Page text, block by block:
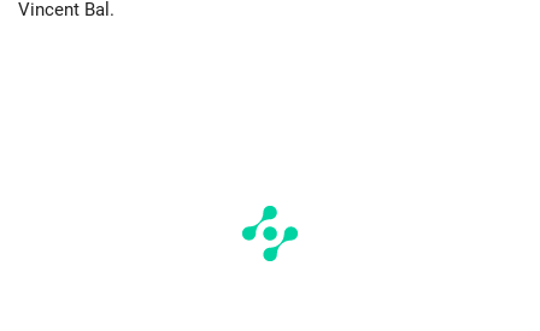
Vincent Bal.